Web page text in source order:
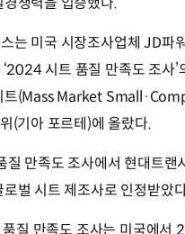
는 미국 시장조사업체 JD파
시트 품질 만족도 조사’
트(Mass Market
(기아 포르테)에 올랐다.
질 만족도 조사에서 현대트랜
벌 시트 제조사로 인정받았
질 만족도 조사는 미국에서